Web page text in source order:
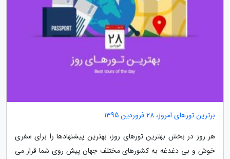
برترین تورهای امروز، 28 فروردین 1395
هر روز در بخش بهترین تورهای روز، بهترین پیشنهادها را برای سفری
خوش و بی دغدغه به کشورهای مختلف جهان پیش روی شما قرار می